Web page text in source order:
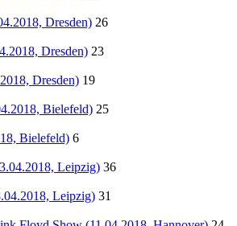
Dresden) 26
Dresden) 23
Dresden) 19
Bielefeld) 25
Bielefeld) 6
Leipzig) 36
Leipzig) 31